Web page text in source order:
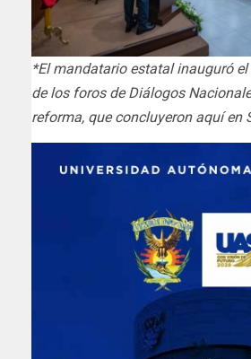
*El mandatario estatal inauguró
de los foros de Diálogos
reforma, que concluyeron aquí en